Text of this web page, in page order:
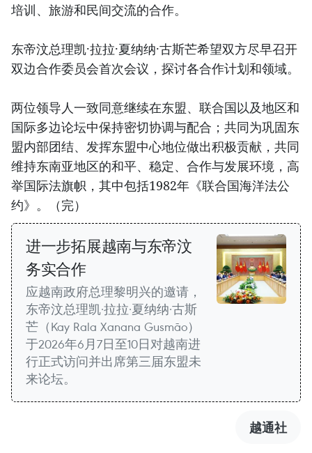
培训、旅游和民间交流的合作。
东帝汶总理凯·拉拉·夏纳纳·古斯芒希望双方尽早召开
双边合作委员会首次会议，探讨各合作计划和领域。
两位领导人一致同意继续在东盟、联合国以及地区和
国际多边论坛中保持密切协调与配合；共同为巩固东
盟内部团结、发挥东盟中心地位做出积极贡献，共同
维持东南亚地区的和平、稳定、合作与发展环境，高
举国际法旗帜，其中包括1982年《联合国海洋法公
约》。（完）
进一步拓展越南与东帝汶
务实合作
应越南政府总理黎明兴的邀请，
东帝汶总理凯·拉拉·夏纳纳·古斯
芒（Kay Rala Xanana Gusmão）
于2026年6月7日至10日对越南进
行正式访问并出席第三届东盟未
来论坛。
越通社